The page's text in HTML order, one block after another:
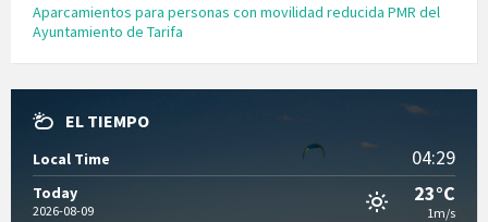
Aparcamientos para personas con movilidad reducida PMR del
Ayuntamiento de Tarifa
EL TIEMPO
Local Time 04:29
Today
2026-08-09
23°C
1m/s